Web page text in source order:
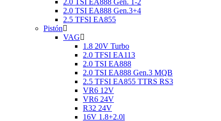
2.0 TSI EA888 Gen. 1-2
2.0 TSI EA888 Gen.3+4
2.5 TFSI EA855
Pistón
VAG
1.8 20V Turbo
2.0 TFSI EA113
2.0 TSI EA888
2.0 TSI EA888 Gen.3 MQB
2.5 TFSI EA855 TTRS RS3
VR6 12V
VR6 24V
R32 24V
16V 1.8+2.0l